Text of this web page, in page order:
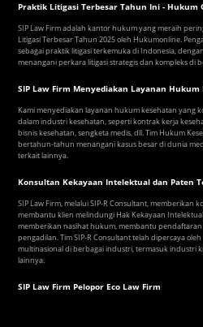
Praktik Litigasi Terbesar Tahun Ini - Hukum
SIP Law Firm adalah kantor hukum yang meraih
Litigasi Terbesar Tahun 2025 oleh Hukumonline.
sebagai praktik litigasi terkemuka di Indonesia,
menangani perkara litigasi strategis dan kompleks di
SIP Law Firm Menyediakan Layanan Hukum
Kami menyediakan layanan hukum kesehatan yang
dalam industri kesehatan, seperti kontrak kerja
bisnis kesehatan, sengketa medis, dll. Tim Hukum
bertahun-tahun menangani kasus besar di dunia
terkait lainnya.
Konsultan Kekayaan Intelektual dan Paten
SIP Law Firm, melalui SIP-R Consultant, memberikan
membantu klien melindungi Hak Kekayaan
memberikan nasihat hukum, membantu
pengadilan. Tim SIP-R Consultant telah dipercaya
multinasional di berbagai industri, termasuk industri
lainnya.
SIP Law Firm Pelopor Eco Law Firm